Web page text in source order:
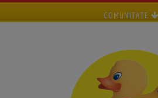
COMUNITATE